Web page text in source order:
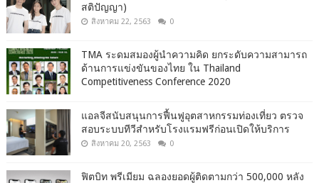
สติปัญญา)
สิงหาคม 22, 2563 0
TMA ระดมสมองผู้นำความคิด ยกระดับความสามารถ
ด้านการแข่งขันของไทย ใน Thailand
Competitiveness Conference 2020
แอลจีสนับสนุนการฟื้นฟูอุตสาหกรรมท่องเที่ยว ตรวจ
สอบระบบทีวีสำหรับโรงแรมฟรีก่อนเปิดให้บริการ
สิงหาคม 20, 2563 0
ฟิตบิท พรีเมียม ฉลองยอดผู้ติดตามกว่า 500,000 หลัง